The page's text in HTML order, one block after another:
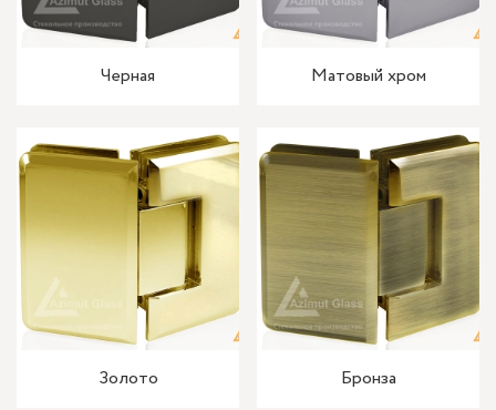
Черная Матовый хром
Золото Бронза